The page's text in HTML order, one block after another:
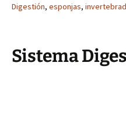
Digestión, esponjas,
Sistema